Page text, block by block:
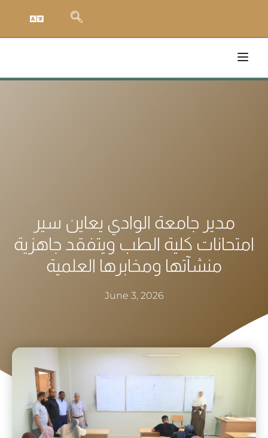
مدير جامعة الوادي يعاين سير
امتحانات كلية الطب ويتفقد جاهزية
منشآتها ومخابرها العلمية
June 3, 2026